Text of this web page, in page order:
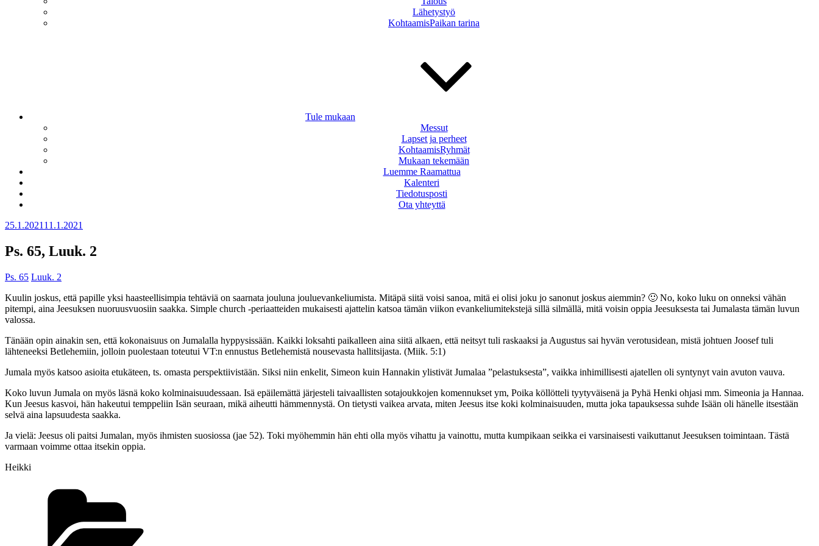
Lähetystyö
KohtaamisPaikan tarina
Tule mukaan
Messut
Lapset ja perheet
KohtaamisRyhmät
Mukaan tekemään
Luemme Raamattua
Kalenteri
Tiedotusposti
Ota yhteyttä
Julkaistu
25.1.2021 11.1.2021
Ps. 65, Luuk. 2
Ps. 65 Luuk. 2
Kuulin joskus, että papille yksi haasteellisimpia tehtäviä on saarnata jouluna jouluevankeliumista. Mitäpä siitä voisi sanoa, mitä ei olisi joku jo sanonut joskus aiemmin? 🙂 No, koko luku on onneksi vähän
pitempi, aina Jeesuksen nuoruusvuosiin saakka. Simple church -periaatteiden mukaisesti ajattelin katsoa tämän viikon evankeliumitekstejä sillä silmällä, mitä voisin oppia Jeesuksesta tai Jumalasta tämän luvun
valossa.
Tänään opin ainakin sen, että kokonaisuus on Jumalalla hyppysissään. Kaikki loksahti paikalleen aina siitä alkaen, että neitsyt tuli raskaaksi ja Augustus sai hyvän verotusidean, mistä johtuen Joosef tuli
lähteneeksi Betlehemiin, jolloin puolestaan toteutui VT:n ennustus Betlehemistä nousevasta hallitsijasta. (Miik. 5:1)
Jumala myös katsoo asioita etukäteen, ts. omasta perspektiivistään. Siksi niin enkelit, Simeon kuin Hannakin ylistivät Jumalaa ”pelastuksesta”, vaikka inhimillisesti ajatellen oli syntynyt vain avuton vauva.
Koko luvun Jumala on myös läsnä koko kolminaisuudessaan. Isä epäilemättä järjesteli taivaallisten sotajoukkojen komennukset ym, Poika köllötteli tyytyväisenä ja Pyhä Henki ohjasi mm. Simeonia ja Hannaa.
Kun Jeesus kasvoi, hän hakeutui temppeliin Isän seuraan, mikä aiheutti hämmennystä. On tietysti vaikea arvata, miten Jeesus itse koki kolminaisuuden, mutta joka tapauksessa suhde Isään oli hänelle itsestään
selvä aina lapsuudesta saakka.
Ja vielä: Jeesus oli paitsi Jumalan, myös ihmisten suosiossa (jae 52). Toki myöhemmin hän ehti olla myös vihattu ja vainottu, mutta kumpikaan seikka ei varsinaisesti vaikuttanut Jeesuksen toimintaan. Tästä
varmaan voimme ottaa itsekin oppia.
Heikki